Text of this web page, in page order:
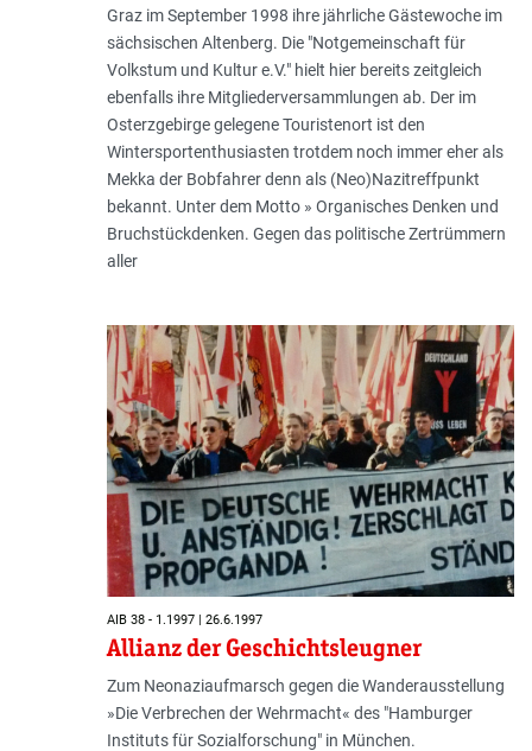
Graz im September 1998 ihre jährliche Gästewoche im
sächsischen Altenberg. Die "Notgemeinschaft für
Volkstum und Kultur e.V." hielt hier bereits zeitgleich
ebenfalls ihre Mitgliederversammlungen ab. Der im
Osterzgebirge gelegene Touristenort ist den
Wintersportenthusiasten trotdem noch immer eher als
Mekka der Bobfahrer denn als (Neo)Nazitreffpunkt
bekannt. Unter dem Motto » Organisches Denken und
Bruchstückdenken. Gegen das politische Zertrümmern
aller
AIB 38 - 1.1997 | 26.6.1997
Allianz der Geschichtsleugner
Zum Neonaziaufmarsch gegen die Wanderausstellung
»Die Verbrechen der Wehrmacht« des "Hamburger
Instituts für Sozialforschung" in München.